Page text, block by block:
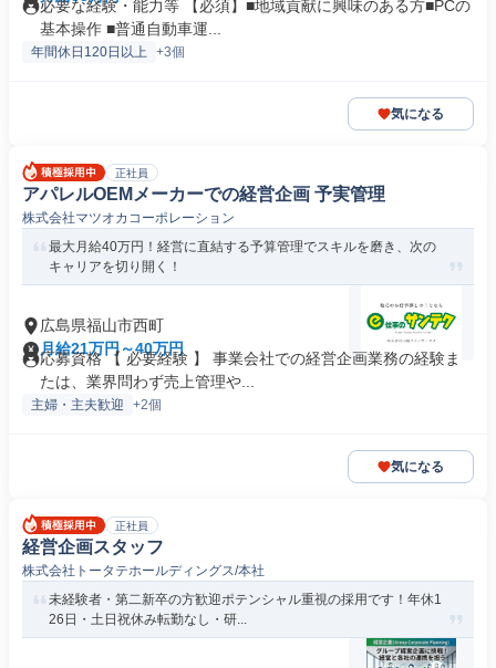
必要な経験・能力等 【必須】■地域貢献に興味のある方■PCの
基本操作 ■普通自動車運...
年間休日120日以上 +3個
気になる
正社員
アパレルOEMメーカーでの経営企画 予実管理
株式会社マツオカコーポレーション
最大月給40万円！経営に直結する予算管理でスキルを磨き、次の
キャリアを切り開く！
広島県福山市西町
月給21万円～40万円
応募資格 【 必要経験 】 事業会社での経営企画業務の経験ま
たは、業界問わず売上管理や...
主婦・主夫歓迎 +2個
気になる
正社員
経営企画スタッフ
株式会社トータテホールディングス/本社
未経験者・第二新卒の方歓迎ポテンシャル重視の採用です！年休1
26日・土日祝休み転勤なし・研...